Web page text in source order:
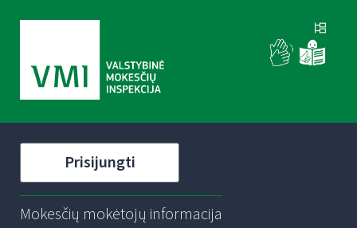
Prisijungti
Mokesčių mokėtojų informacija